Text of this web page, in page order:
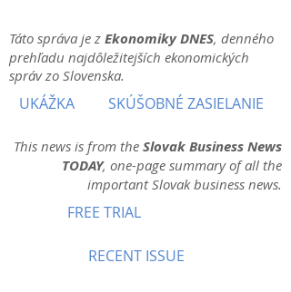
Táto správa je z Ekonomiky DNES, denného
prehľadu najdôležitejších ekonomických
správ zo Slovenska.
UKÁŽKA SKÚŠOBNÉ ZASIELANIE
This news is from the Slovak Business News
TODAY, one-page summary of all the
important Slovak business news.
FREE TRIAL
RECENT ISSUE